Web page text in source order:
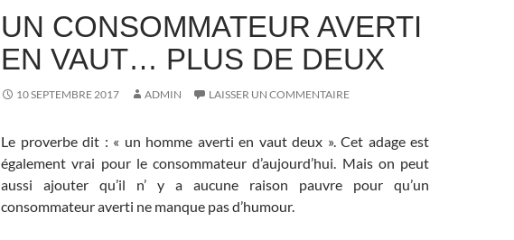
UN CONSOMMATEUR AVERTI
EN VAUT… PLUS DE DEUX
10 SEPTEMBRE 2017 ADMIN LAISSER UN COMMENTAIRE
Le proverbe dit : « un homme averti en vaut deux ». Cet adage est
également vrai pour le consommateur d’aujourd’hui. Mais on peut
aussi ajouter qu’il n’ y a aucune raison pauvre pour qu’un
consommateur averti ne manque pas d’humour.